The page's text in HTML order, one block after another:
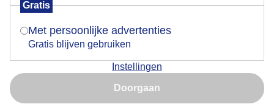
Gratis
Met persoonlijke advertenties
Gratis blijven gebruiken
Instellingen
Doorgaan
Heerlijk afgekoeld
Is goed, toon de popup
Nu niet, misschien later